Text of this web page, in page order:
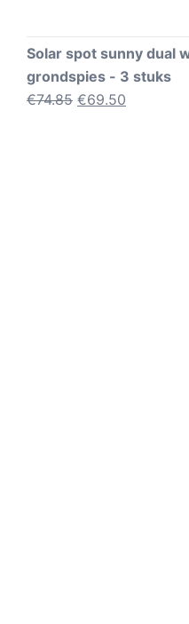
Solar spot sunny dual
grondspies - 3 stuks
€74.85 Oorspronkelijke
€69.50